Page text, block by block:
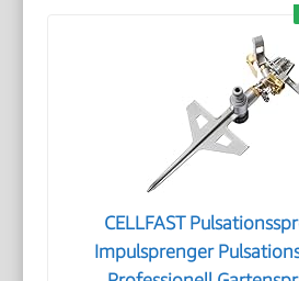
CELLFAST
Impulsprenger